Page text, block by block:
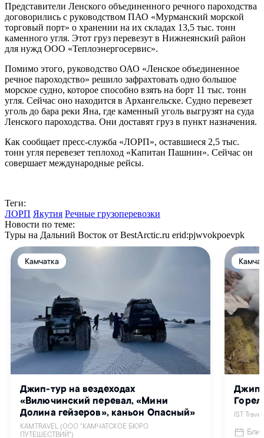
Представители Ленского объединенного речного пароходства
договорились с руководством ПАО «Мурманский морской
торговый порт» о хранении на их складах 13,5 тыс. тонн
каменного угля. Этот груз перевезут в Нижнеянский район
для нужд ООО «Теплоэнергосервис».
Помимо этого, руководство ОАО «Ленское объединенное
речное пароходство» решило зафрахтовать одно большое
морское судно, которое способно взять на борт 11 тыс. тонн
угля. Сейчас оно находится в Архангельске. Судно перевезет
уголь до бара реки Яна, где каменный уголь выгрузят на суда
Ленского пароходства. Они доставят груз в пункт назначения.
Как сообщает пресс-служба «ЛОРП», оставшиеся 2,5 тыс.
тонн угля перевезет теплоход «Капитан Пашнин». Сейчас он
совершает международные рейсы.
Теги:
ЛОРП Якутия Речные грузоперевозки
Новости по теме:
Туры на Дальний Восток от BestArctic.ru erid:pjwvokpoevpk